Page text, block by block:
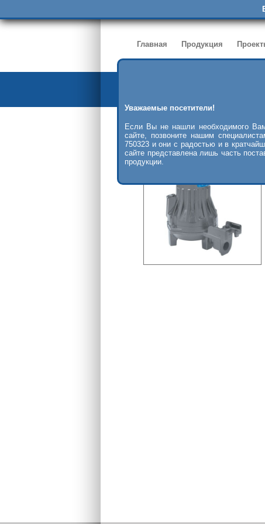
Уважаемые посетители!
Если Вы не нашли необходимого
сайте, позвоните нашим
750323 и они с радостью и в
сайте представлена лишь часть
продукции.
Главная Продукция